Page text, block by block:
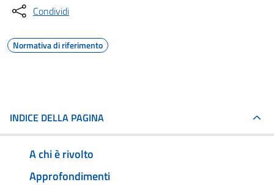
Condividi
Normativa di riferimento
INDICE DELLA PAGINA
A chi è rivolto
Approfondimenti